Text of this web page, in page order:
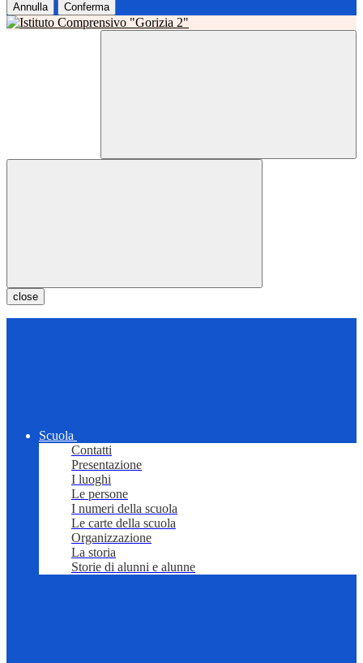
Annulla Conferma
close
Scuola
Contatti
Presentazione
I luoghi
Le persone
I numeri della scuola
Le carte della scuola
Organizzazione
La storia
Storie di alunni e alunne